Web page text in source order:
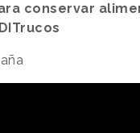
conservar